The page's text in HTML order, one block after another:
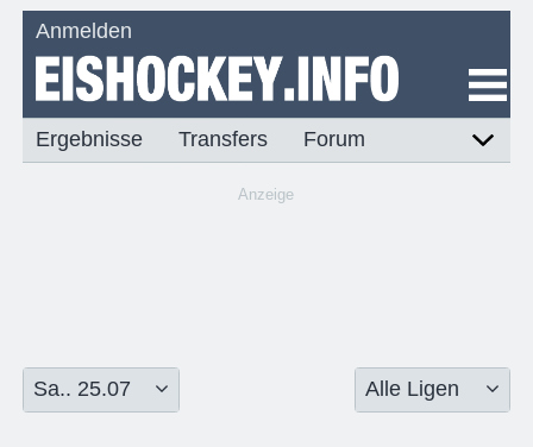
Anmelden
Ergebnisse Transfers Forum
Anzeige